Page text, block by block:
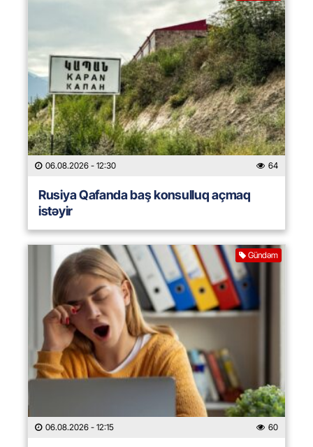
06.08.2026 - 12:30 64
Rusiya Qafanda baş konsulluq açmaq
istəyir
Gündəm
06.08.2026 - 12:15 60